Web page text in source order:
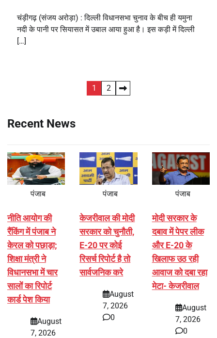
चंड़ीगढ़ (संजय अरोड़ा) : दिल्ली विधानसभा चुनाव के बीच ही यमुना
नदी के पानी पर सियासत में उबाल आया हुआ है। इस कड़ी में दिल्ली
[…]
1 2
Recent News
पंजाब
नीति आयोग की
रैंकिंग में पंजाब ने
केरल को पछाड़ा;
शिक्षा मंत्री ने
विधानसभा में चार
सालों का रिपोर्ट
कार्ड पेश किया
August
7, 2026
पंजाब
केजरीवाल की मोदी
सरकार को चुनौती,
E-20 पर कोई
रिसर्च रिपोर्ट है तो
सार्वजनिक करे
August
7, 2026
0
पंजाब
मोदी सरकार के
दबाव में पेपर लीक
और E-20 के
खिलाफ उठ रही
आवाज को दबा रहा
मेटा- केजरीवाल
August
7, 2026
0